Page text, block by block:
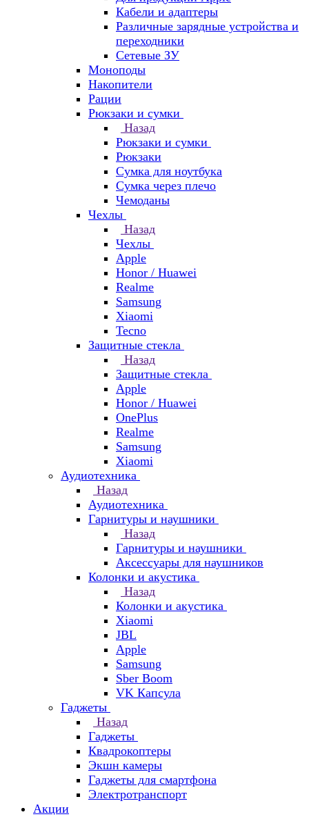
Кабели и адаптеры
Различные зарядные устройства и
переходники
Сетевые ЗУ
Моноподы
Накопители
Рации
Рюкзаки и сумки
Назад
Рюкзаки и сумки
Рюкзаки
Сумка для ноутбука
Сумка через плечо
Чемоданы
Чехлы
Назад
Чехлы
Apple
Honor / Huawei
Realme
Samsung
Xiaomi
Tecno
Защитные стекла
Назад
Защитные стекла
Apple
Honor / Huawei
OnePlus
Realme
Samsung
Xiaomi
Аудиотехника
Назад
Аудиотехника
Гарнитуры и наушники
Назад
Гарнитуры и наушники
Аксессуары для наушников
Колонки и акустика
Назад
Колонки и акустика
Xiaomi
JBL
Apple
Samsung
Sber Boom
VK Капсула
Гаджеты
Назад
Гаджеты
Квадрокоптеры
Экшн камеры
Гаджеты для смартфона
Электротранспорт
Акции